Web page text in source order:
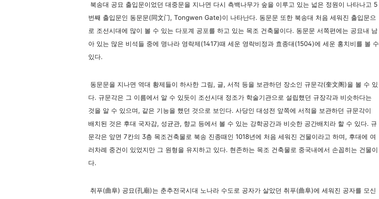
북송대 공묘 출입문이었던 대중문을 지나면 다시 측백나무가 숲을 이루고 있는 넓은 정원이 나타나고 5
번째 출입문인 동문문(同文门, Tongwen Gate)이 나타난다. 동문문 또한 북송대 처음 세워진 출입문으
로 조선시대에 많이 볼 수 있는 다포계 공포를 하고 있는 목조 건축물이다. 동문문 서쪽편에는 공묘내 남
아 있는 많은 비석들 중에 명나라 영락제(1417)때 세운 영락비정과 효종대(1504)에 세운 홍치비를 볼 수
있다.
동문문을 지나면 역대 황제들이 하사한 그림, 글, 서적 등을 보관하던 장소인 규문각(奎文阁)을 볼 수 있
다. 규문각은 그 이름에서 알 수 있듯이 조선시대 정조가 학술기관으로 설립했던 규장각과 비슷하다는
것을 알 수 있으며, 같은 기능을 했던 것으로 보인다. 사당인 대성전 앞쪽에 서적을 보관하던 규문각이
배치된 것은 후대 국자감, 성균관, 향교 등에서 볼 수 있는 강학공간과 비슷한 공간배치라 할 수 있다. 규
문각은 앞면 7칸의 3층 목조건축물로 북송 진종때인 1018년에 처음 세워진 건물이라고 하며, 후대에 여
러차례 중건이 있었지만 그 원형을 유지하고 있다. 현존하는 목조 건축물로 중국내에서 손꼽히는 건물이
다.
취푸(曲阜) 공묘(孔廟)는 춘추전국시대 노나라 수도로 공자가 살았던 취푸(曲阜)에 세워진 공자를 모신